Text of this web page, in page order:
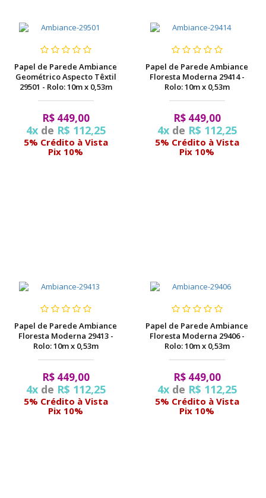
Papel de Parede Ambiance
Geométrico Aspecto Têxtil
29501 - Rolo: 10m x 0,53m
R$ 449,00
4xde R$ 112,25
5% Crédito à Vista
Pix 10%
Papel de Parede Ambiance
Floresta Moderna 29414 -
Rolo: 10m x 0,53m
R$ 449,00
4xde R$ 112,25
5% Crédito à Vista
Pix 10%
Papel de Parede Ambiance
Floresta Moderna 29413 -
Rolo: 10m x 0,53m
R$ 449,00
4xde R$ 112,25
5% Crédito à Vista
Pix 10%
Papel de Parede Ambiance
Floresta Moderna 29406 -
Rolo: 10m x 0,53m
R$ 449,00
4xde R$ 112,25
5% Crédito à Vista
Pix 10%